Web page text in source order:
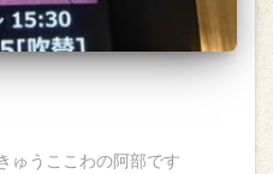
ゅうここわの阿部です